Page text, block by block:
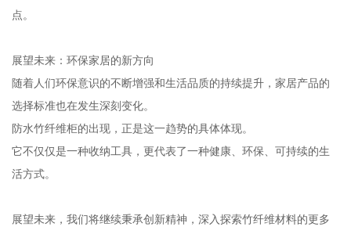
点。
展望未来：环保家居的新方向
随着人们环保意识的不断增强和生活品质的持续提升，家居产品的
选择标准也在发生深刻变化。
防水竹纤维柜的出现，正是这一趋势的具体体现。
它不仅仅是一种收纳工具，更代表了一种健康、环保、可持续的生
活方式。
展望未来，我们将继续秉承创新精神，深入探索竹纤维材料的更多